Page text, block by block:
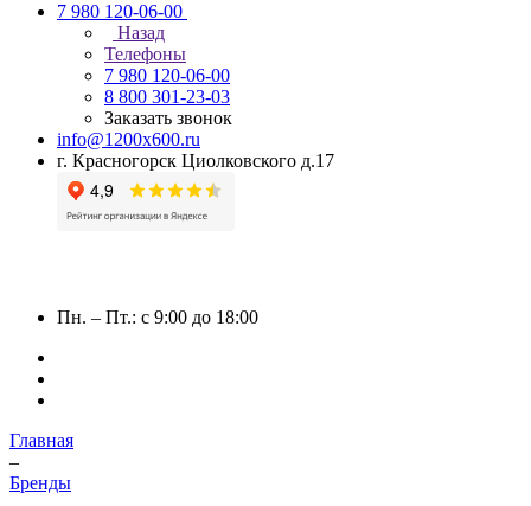
7 980 120-06-00
Назад
Телефоны
7 980 120-06-00
8 800 301-23-03
Заказать звонок
info@1200x600.ru
г. Красногорск Циолковского д.17
Пн. – Пт.: с 9:00 до 18:00
Главная
–
Бренды